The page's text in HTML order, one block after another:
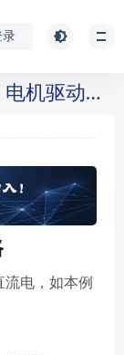
录
电机驱动板电路分析
电，如本例